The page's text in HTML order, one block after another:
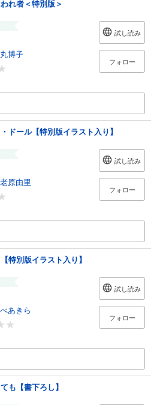
れ者＜特別版＞
博子
試し読み
フォロー
ドール【特別版イラスト入り】
原由里
試し読み
フォロー
特別版イラスト入り】
あきら
試し読み
フォロー
も【書下ろし】